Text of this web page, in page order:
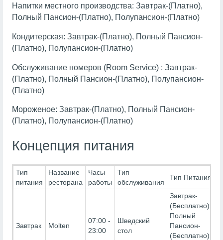
Напитки местного производства: Завтрак-(Платно),
Полный Пансион-(Платно), Полупансион-(Платно)
Кондитерская: Завтрак-(Платно), Полный Пансион-
(Платно), Полупансион-(Платно)
Обслуживание номеров (Room Service) : Завтрак-
(Платно), Полный Пансион-(Платно), Полупансион-
(Платно)
Мороженое: Завтрак-(Платно), Полный Пансион-
(Платно), Полупансион-(Платно)
Концепция питания
Тип
питания
Название
ресторана
Часы
работы
Тип
обслуживания
Тип Питания
Завтрак Molten
07:00 -
23:00
Шведский
стол
Завтрак-
(Бесплатно),
Полный
Пансион-
(Бесплатно),